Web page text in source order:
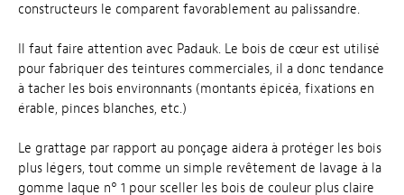
constructeurs le comparent favorablement au palissandre.
Il faut faire attention avec Padauk. Le bois de cœur est utilisé
pour fabriquer des teintures commerciales, il a donc tendance
à tacher les bois environnants (montants épicéa, fixations en
érable, pinces blanches, etc.)
Le grattage par rapport au ponçage aidera à protéger les bois
plus légers, tout comme un simple revêtement de lavage à la
gomme laque n° 1 pour sceller les bois de couleur plus claire